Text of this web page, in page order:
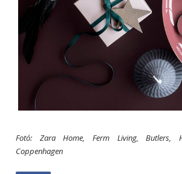
Fotó: Zara Home, Ferm Living, Butlers,
Coppenhagen